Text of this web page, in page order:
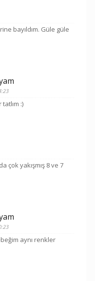
bayıldım. Güle güle
:)
çok yakışmış 8 ve 7
aynı renkler